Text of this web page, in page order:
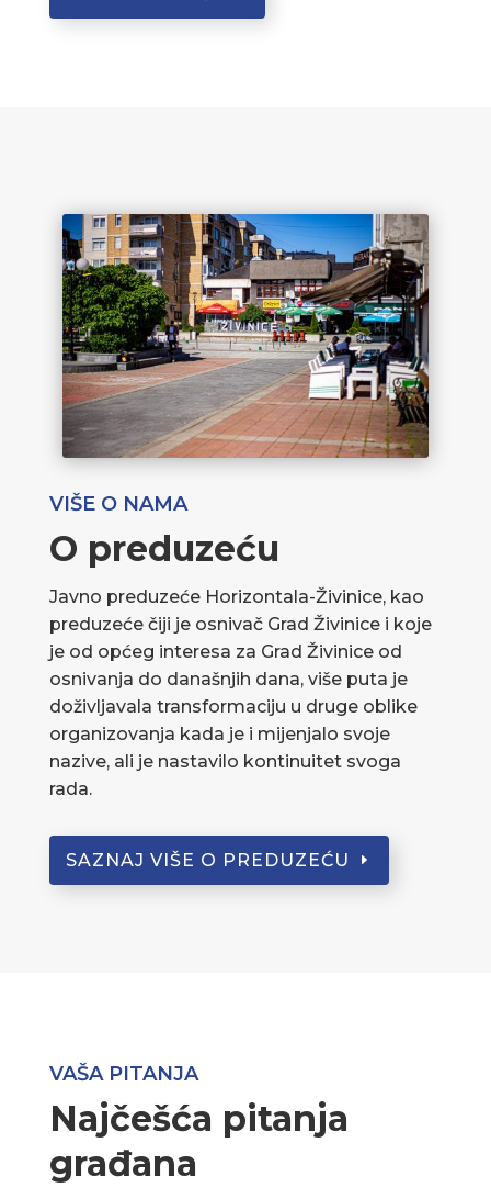
VIŠE O NAMA
O preduzeću
Javno preduzeće Horizontala-Živinice, kao
preduzeće čiji je osnivač Grad Živinice i koje
je od općeg interesa za Grad Živinice od
osnivanja do današnjih dana, više puta je
doživljavala transformaciju u druge oblike
organizovanja kada je i mijenjalo svoje
nazive, ali je nastavilo kontinuitet svoga
rada.
SAZNAJ VIŠE O PREDUZEĆU
VAŠA PITANJA
Najčešća pitanja
građana